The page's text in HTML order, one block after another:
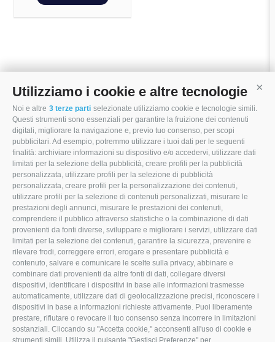
Utilizziamo i cookie e altre tecnologie
Noi e altre 3 terze parti selezionate utilizziamo cookie e tecnologie simili.
Questi strumenti sono essenziali per garantire la fruizione dei contenuti
digitali, migliorare la navigazione e, previo tuo consenso, per scopi
pubblicitari. Ad esempio, potremmo utilizzare i tuoi dati per le seguenti
finalità: archiviare informazioni su dispositivo e/o accedervi, utilizzare dati
limitati per la selezione della pubblicità, creare profili per la pubblicità
personalizzata, utilizzare profili per la selezione di pubblicità
personalizzata, creare profili per la personalizzazione dei contenuti,
utilizzare profili per la selezione di contenuti personalizzati, misurare le
prestazioni degli annunci, misurare le prestazioni dei contenuti,
comprendere il pubblico attraverso statistiche o la combinazione di dati
provenienti da fonti diverse, sviluppare e migliorare i servizi, utilizzare dati
limitati per la selezione dei contenuti, garantire la sicurezza, prevenire e
rilevare frodi, correggere errori, erogare e presentare pubblicità e
contenuto, salvare e comunicare le scelte sulla privacy, abbinare e
combinare dati provenienti da altre fonti di dati, collegare diversi
dispositivi, identificare i dispositivi in base alle informazioni trasmesse
automaticamente, utilizzare dati di geolocalizzazione precisi, riconoscere i
dispositivi in base a informazioni richieste attivamente. Puoi liberamente
prestare, rifiutare o revocare il tuo consenso senza incorrere in limitazioni
sostanziali. Cliccando su "Accetta cookie," acconsenti all'uso di cookie e
strumenti simili. Utilizza il pulsante "Gestisci Preferenze" per
Via Modena, 22
47853 Coriano (RN)
0541.657874
info@mocamacchinari.it
F
a
c
e
b
o
I
n
s
t
a
g
L
i
n
k
e
d